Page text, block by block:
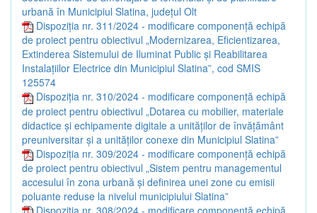
urbană în Municipiul Slatina, județul Olt
Dispoziția nr. 311/2024 - modificare componență echipă
de proiect pentru obiectivul „Modernizarea, Eficientizarea,
Extinderea Sistemului de Iluminat Public și Reabilitarea
Instalațiilor Electrice din Municipiul Slatina”, cod SMIS
125574
Dispoziția nr. 310/2024 - modificare componență echipă
de proiect pentru obiectivul „Dotarea cu mobilier, materiale
didactice și echipamente digitale a unităților de învățământ
preuniversitar și a unităților conexe din Municipiul Slatina”
Dispoziția nr. 309/2024 - modificare componență echipă
de proiect pentru obiectivul „Sistem pentru managementul
accesului în zona urbană și definirea unei zone cu emisii
poluante reduse la nivelul municipiului Slatina”
Dispoziția nr. 308/2024 - modificare componență echipă